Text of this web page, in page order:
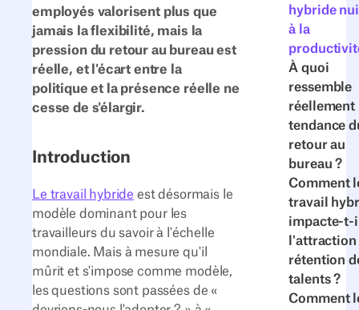
hybride
à la
À quoi
ressemble
réellement
tendance
retour au
bureau ?
Comment
travail
impacte-t-
l'attraction
rétention
talents ?
Comment
employés valorisent plus que
jamais la flexibilité, mais la
pression du retour au bureau est
réelle, et l'écart entre la
politique et la présence réelle ne
cesse de s'élargir.
Introduction
Le travail hybride est désormais le
modèle dominant pour les
travailleurs du savoir à l'échelle
mondiale. Mais à mesure qu'il
mûrit et s'impose comme modèle,
les questions sont passées de «